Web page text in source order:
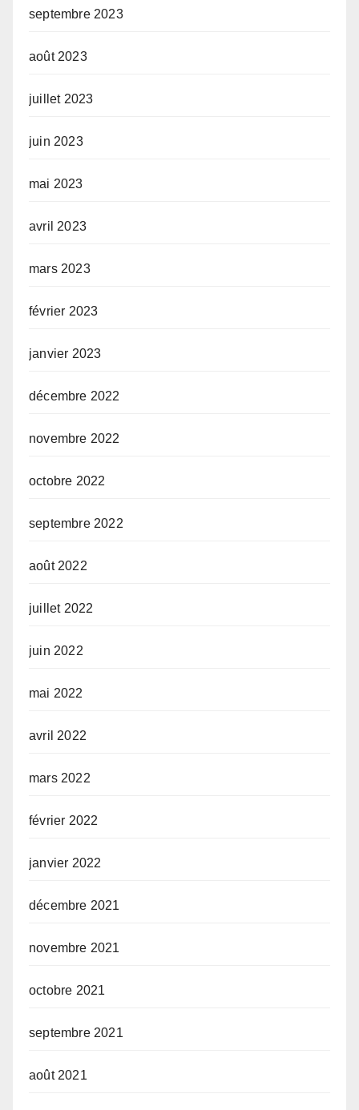
septembre 2023
août 2023
juillet 2023
juin 2023
mai 2023
avril 2023
mars 2023
février 2023
janvier 2023
décembre 2022
novembre 2022
octobre 2022
septembre 2022
août 2022
juillet 2022
juin 2022
mai 2022
avril 2022
mars 2022
février 2022
janvier 2022
décembre 2021
novembre 2021
octobre 2021
septembre 2021
août 2021